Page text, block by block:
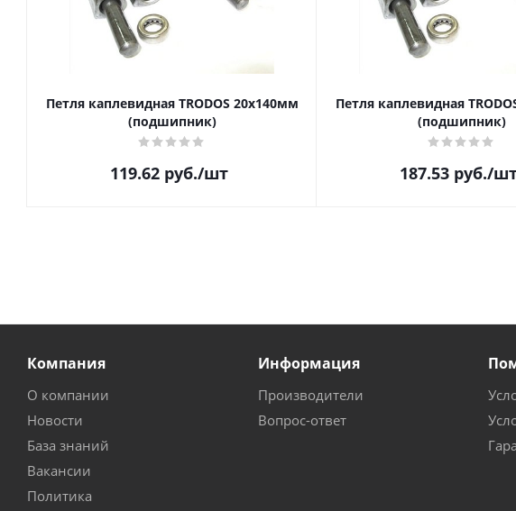
Петля каплевидная TRODOS 20х140мм
(подшипник)
119.62руб./шт
Петля каплевидная
(подшипник)
187.53руб./
Компания
О компании
Новости
База знаний
Вакансии
Политика
Информация
Производители
Вопрос-ответ